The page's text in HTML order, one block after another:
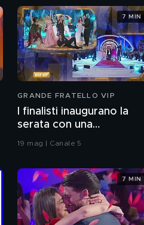
GRANDE FRATELLO VIP
I finalisti inaugurano la
serata con una
coreografia
19 mag | Canale 5
7 MIN
7 MIN